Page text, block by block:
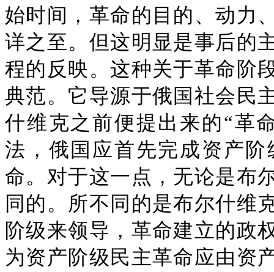
始时间，革命的目的、动力
详之至。但这明显是事后的
程的反映。这种关于革命阶
典范。它导源于俄国社会民
什维克之前便提出来的“革
法，俄国应首先完成资产
命。对于这一点，无论是布
同的。所不同的是布尔什维
阶级来领导，革命建立的政
为资产阶级民主革命应由资